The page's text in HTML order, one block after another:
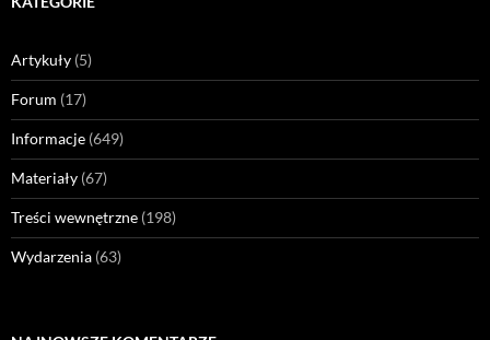
Artykuły (5)
Forum (17)
Informacje (649)
Materiały (67)
Treści wewnętrzne (198)
Wydarzenia (63)